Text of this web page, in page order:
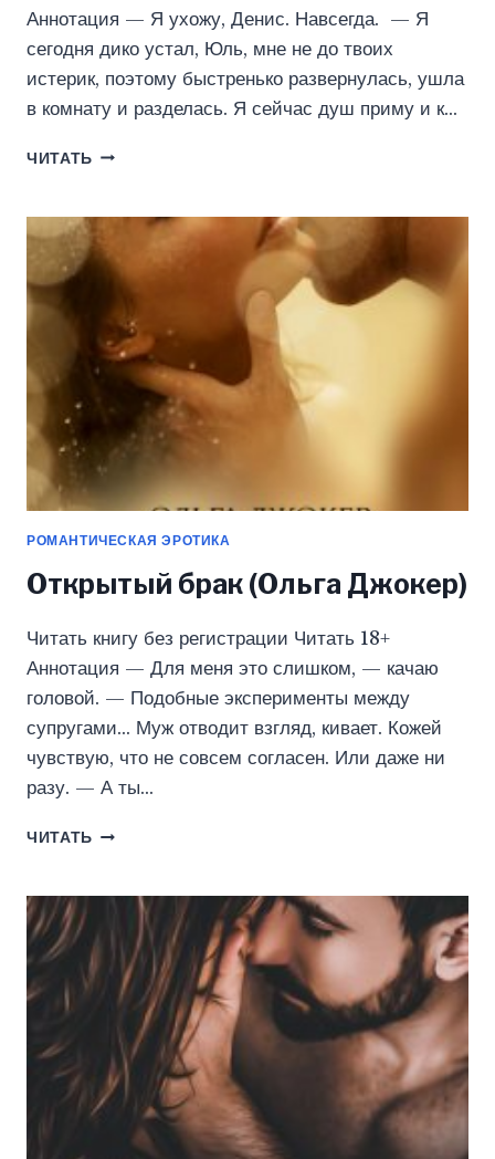
Аннотация — Я ухожу, Денис. Навсегда. — Я
сегодня дико устал, Юль, мне не до твоих
истерик, поэтому быстренько развернулась, ушла
в комнату и разделась. Я сейчас душ приму и к…
ЧИТАТЬ НЕ
ДЖОКЕР)
РОМАНТИЧЕСКАЯ ЭРОТИКА
Открытый брак (Ольга Джокер)
Читать книгу без регистрации Читать 18+
Аннотация — Для меня это слишком, — качаю
головой. — Подобные эксперименты между
супругами… Муж отводит взгляд, кивает. Кожей
чувствую, что не совсем согласен. Или даже ни
разу. — А ты…
ЧИТАТЬ ОТКРЫТЫЙ
ДЖОКЕР)